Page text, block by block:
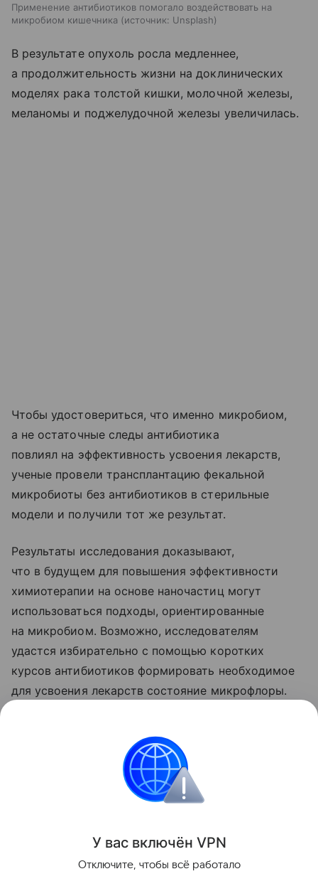
Применение антибиотиков помогало воздействовать на
микробиом кишечника
источник: Unsplash
В результате опухоль росла медленнее,
а продолжительность жизни на доклинических
моделях рака толстой кишки, молочной железы,
меланомы и поджелудочной железы увеличилась.
Чтобы удостовериться, что именно микробиом,
а не остаточные следы антибиотика
повлиял на эффективность усвоения лекарств,
ученые провели трансплантацию фекальной
микробиоты без антибиотиков в стерильные
модели и получили тот же результат.
Результаты исследования доказывают,
что в будущем для повышения эффективности
химиотерапии на основе наночастиц могут
использоваться подходы, ориентированные
на микробиом. Возможно, исследователям
удастся избирательно с помощью коротких
курсов антибиотиков формировать необходимое
для усвоения лекарств состояние микрофлоры.
фруктозу неожиданно связали с
распространением рака.
У вас включён VPN
Отключите, чтобы всё работало